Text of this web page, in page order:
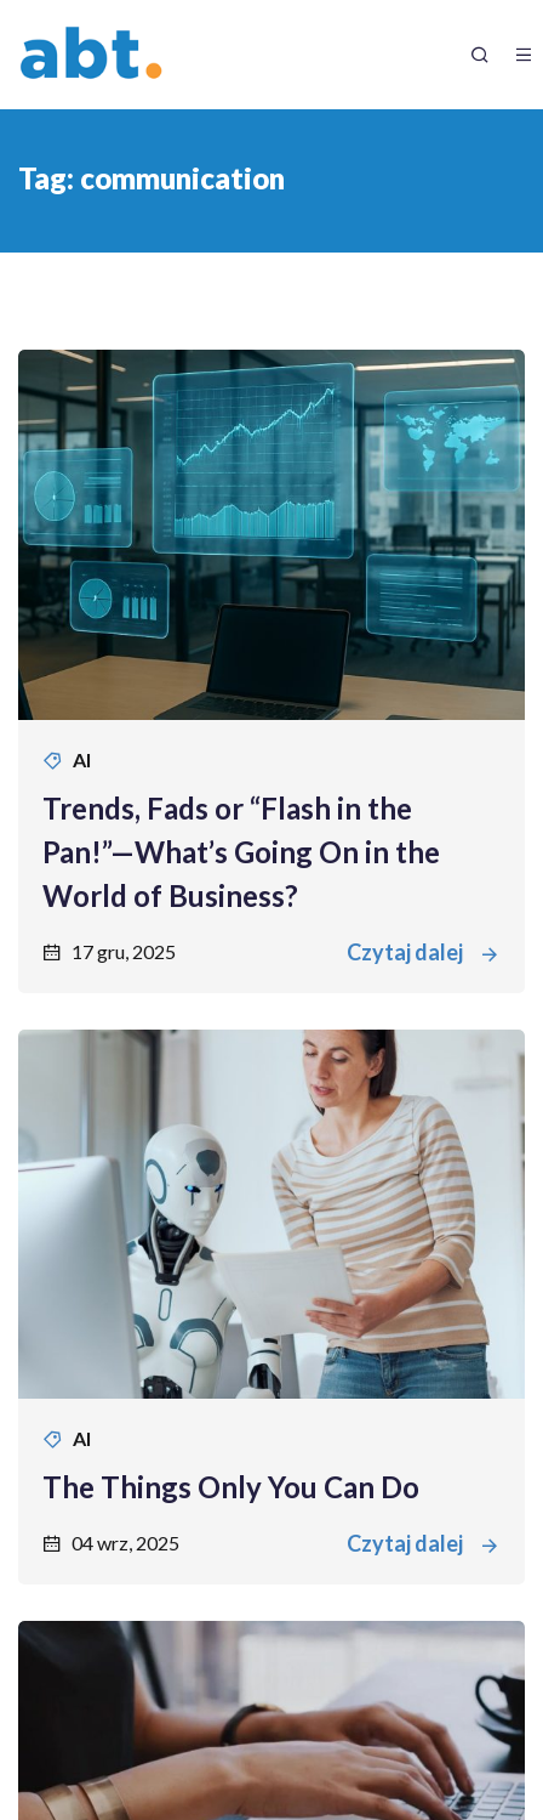
Tag: communication
AI
Trends, Fads or “Flash in the
Pan!”—What’s Going On in the
World of Business?
17 gru, 2025 Czytaj dalej
AI
The Things Only You Can Do
04 wrz, 2025 Czytaj dalej